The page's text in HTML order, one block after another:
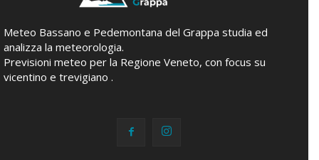
Meteo Bassano e Pedemontana del Grappa studia ed
analizza la meteorologia.
Previsioni meteo per la Regione Veneto, con focus su
vicentino e trevigiano .